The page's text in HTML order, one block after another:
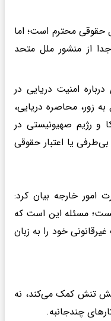
حقوقی محترم است؛ اما
از منشور ملل متحد
امنیت دریایی در
زور، محاصره دریایی،
و رژیم صهیونیستی در
یا اعتبار حقوقی
امور خارجه بیان کرد:
مسئله این است که
خود را به زبان
تنش کمک می‌کند، نه
چندجانبه.